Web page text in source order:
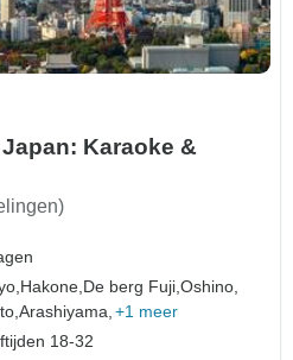
Karaoke &
Hakone,De berg Fuji,Oshino,
Arashiyama, +1 meer
18-32